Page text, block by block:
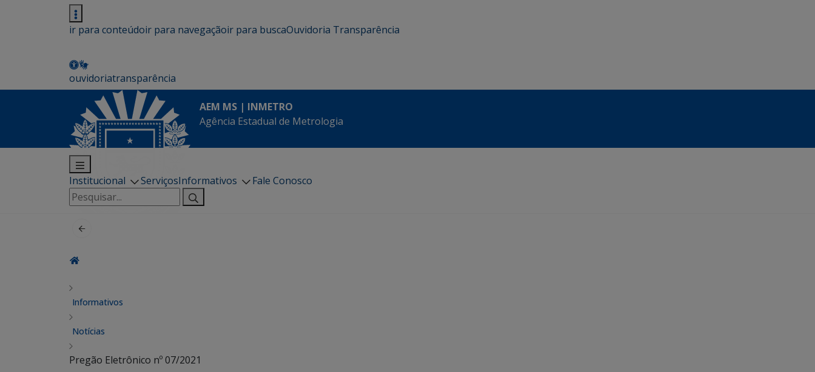
ir para conteúdoir para navegaçãoir para buscaOuvidoria Transparência
ouvidoriatransparência
AEM MS | INMETRO
Agência Estadual de Metrologia
Institucional ServiçosInformativos
Fale Conosco
Pesquisar
por:
Informativos
Notícias
Pregão Eletrônico nº 07/2021